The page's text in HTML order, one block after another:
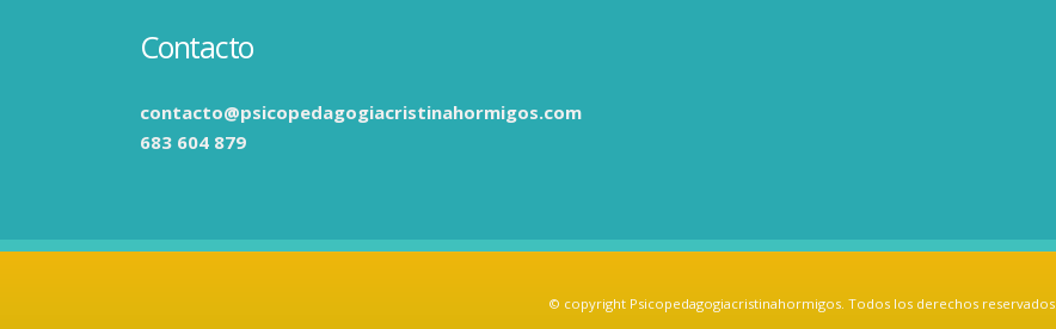
Contacto
contacto@psicopedagogiacristinahormigos.com
683 604 879
© copyright Psicopedagogiacristinahormigos. Todos los derechos reservados.